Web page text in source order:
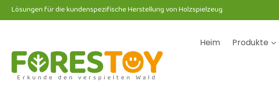
Lösungen für die kundenspezifische Herstellung von Holzspielzeug
Erkunde den verspielten Wald
Heim Produkte